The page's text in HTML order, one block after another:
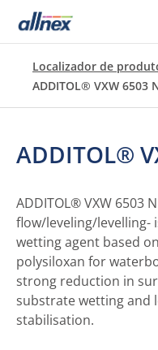
Localizador de
ADDITOL® VXW 6503
ADDITOL®
ADDITOL® VXW 6503
flow/leveling/levelling-
wetting agent based
polysiloxan for
strong reduction in
substrate wetting and
stabilisation.